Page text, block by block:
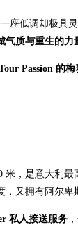
一座低调却极
气质与重生的力
Passion 的
米，是意大利最
又拥有阿尔卑
私人接送服务